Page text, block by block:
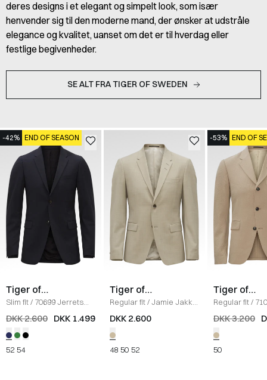
deres designs i et elegant og simpelt look, som især
henvender sig til den moderne mand, der ønsker at udstråle
elegance og kvalitet, uanset om det er til hverdag eller
festlige begivenheder.
SE ALT FRA TIGER OF SWEDEN
-42% END OF SEASON
Tiger of
Sweden
Slim fit/ 70699 Jerrets
Blazer
NAVY
DKK 2.600 DKK 1.499
52 54
Tiger of
Sweden
Regular fit/Jamie Jakke
/SAND
DKK 2.600
48 50 52
-53% END OF
Tiger of
Sweden
Regular fit/
Camryn
DKK 3.200
50